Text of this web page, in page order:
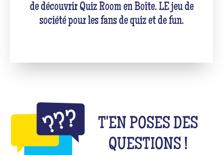
de découvrir Quiz Room en Boîte. LE jeu de
société pour les fans de quiz et de fun.
T'EN POSES DES
QUESTIONS !